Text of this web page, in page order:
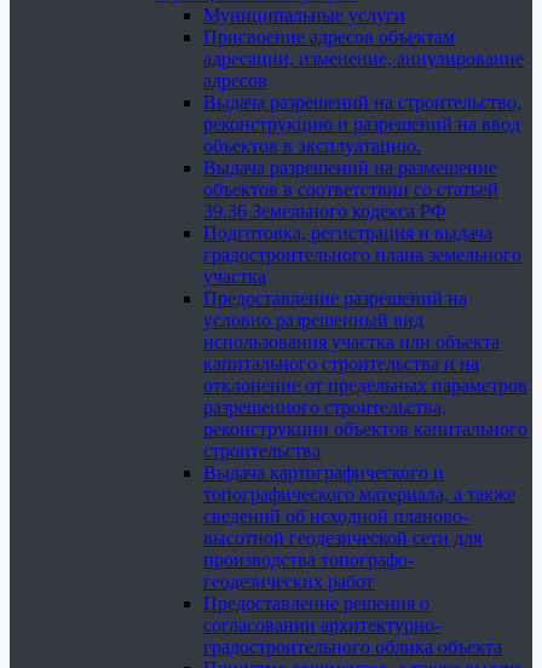
Муниципальные услуги
Присвоение адресов объектам
адресации, изменение, аннулирование
адресов
Выдача разрешений на строительство,
реконструкцию и разрешений на ввод
объектов в эксплуатацию.
Выдача разрешений на размещение
объектов в соответствии со статьей
39.36 Земельного кодекса РФ
Подготовка, регистрация и выдача
градостроительного плана земельного
участка
Предоставление разрешений на
условно разрешенный вид
использования участка или объекта
капитального строительства и на
отклонение от предельных параметров
разрешенного строительства,
реконструкции объектов капитального
строительства
Выдача картографического и
топографического материала, а также
сведений об исходной планово-
высотной геодезической сети для
производства топографо-
геодезических работ
Предоставление решения о
согласовании архитектурно-
градостроительного облика объекта